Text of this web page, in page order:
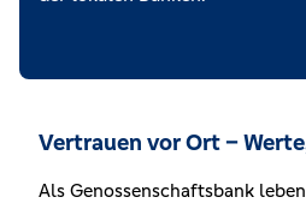
Vertrauen vor Ort –
Als Genossenschaftsbank